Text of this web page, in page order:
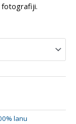
fotografiji.
lanu